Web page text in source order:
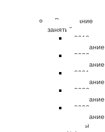
Расписание
занятий
2019
расписание
2020
расписание
2021
расписание
2022
расписание
2023
расписание
группы